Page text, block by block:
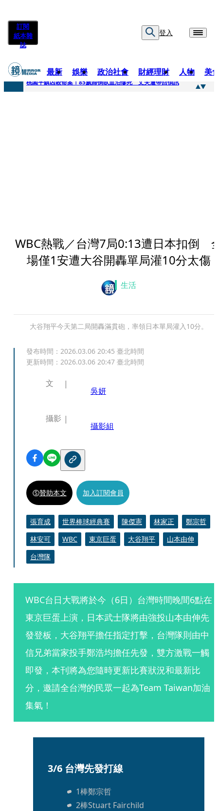
訂閱
紙本雜
誌
登入
最新 娛樂 政治社會 財經理財 人物 美
快訊
桃園平鎮凶殺命案！85歲婦倒臥血泊慘死 丈夫遭帶回偵訊
WBC熱戰／台灣7局0:13遭日本扣倒
場僅1安遭大谷開轟單局灌10分太傷
生活
大谷翔平今天第二局開轟滿貫砲，率領日本單局灌入10分。
發布時間： 2026.03.06 20:45 臺北時間
更新時間： 2026.03.06 20:47 臺北時間
文
吳妍
攝影
攝影組
贊助本文 加入訂閱會員
張育成 世界棒球經典賽 陳傑憲 林家正
鄭宗哲
林安可
WBC 東京巨蛋 大谷翔平
山本由伸
台灣隊
WBC台日大戰將於今（6日）台灣時間晚間6點在
東京巨蛋上演，日本武士隊將由強投山本由伸先
發登板，大谷翔平擔任指定打擊，台灣隊則由中
信兄弟當家投手鄭浩均擔任先發，雙方激戰一觸
即發，本刊將為您隨時更新比賽狀況和最新比
分，邀請全台灣的民眾一起為Team Taiwan加油
集氣！
3/6 台灣先發打線
1棒鄭宗哲
2棒Stuart Fairchild